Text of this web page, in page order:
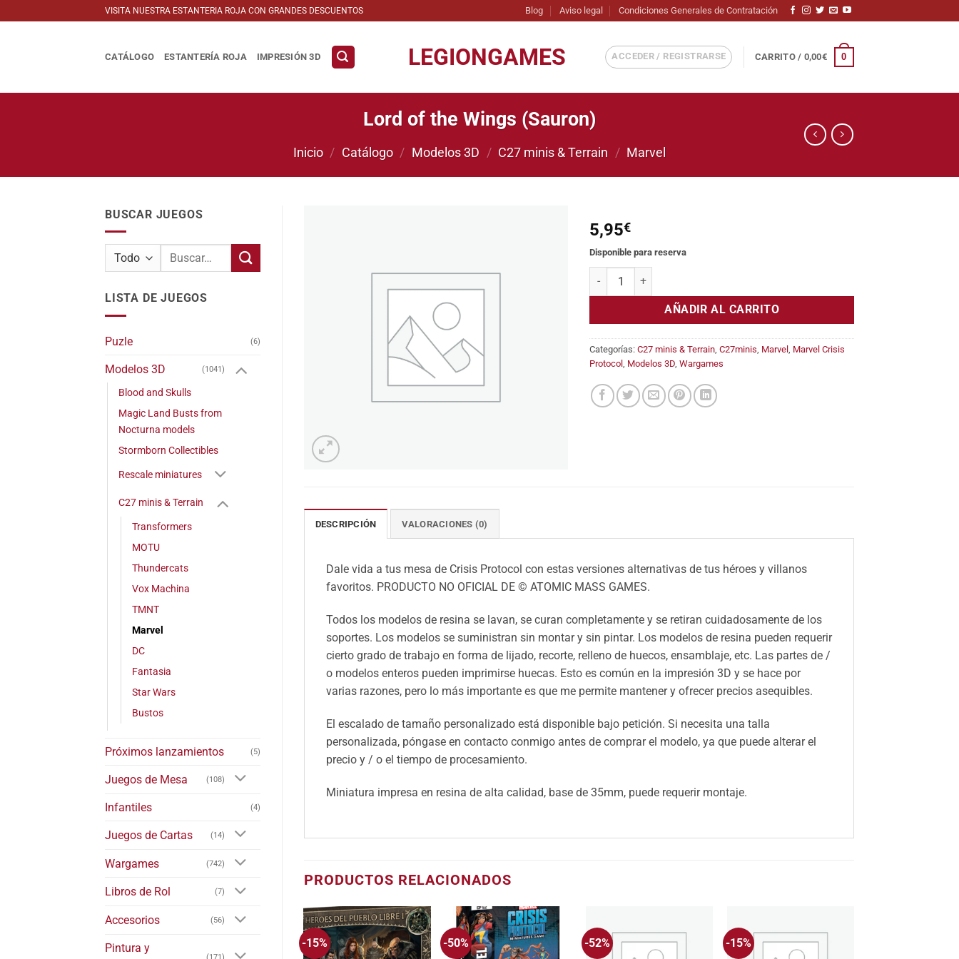
al
VISITA NUESTRA ESTANTERIA ROJA CON GRANDES DESCUENTOS Blog Aviso legal Condiciones Generales de Contratación
LEGIONGAMES
CATÁLOGO ESTANTERÍA ROJA IMPRESIÓN 3D ACCEDER / REGISTRARSE CARRITO / 0,00€ 0
Lord of the Wings (Sauron)
Inicio / Catálogo / Modelos 3D / C27 minis & Terrain / Marvel
BUSCAR JUEGOS
Buscar
LISTA DE JUEGOS
Puzle (6)
Modelos 3D (1041)
Blood and Skulls
Magic Land Busts from
Nocturna models
Stormborn Collectibles
Rescale miniatures
C27 minis & Terrain
Transformers
MOTU
Thundercats
Vox Machina
TMNT
Marvel
DC
Fantasia
Star Wars
Bustos
Próximos lanzamientos (5)
Juegos de Mesa (108)
Infantiles (4)
Juegos de Cartas (14)
Wargames (742)
Libros de Rol (7)
Accesorios (56)
Pintura y
(171)
5,95€
Disponible para reserva
Lord of the Wings (Sauron) cantidad
AÑADIR AL CARRITO
Categorías:C27 minis & Terrain,C27minis, Marvel, Marvel Crisis
Protocol, Modelos 3D,Wargames
DESCRIPCIÓN VALORACIONES (0)
Dale vida a tus mesa de Crisis Protocol con estas versiones alternativas de tus héroes y villanos
favoritos. PRODUCTO NO OFICIAL DE © ATOMIC MASS GAMES.
Todos los modelos de resina se lavan, se curan completamente y se retiran cuidadosamente de los
soportes. Los modelos se suministran sin montar y sin pintar. Los modelos de resina pueden requerir
cierto grado de trabajo en forma de lijado, recorte, relleno de huecos, ensamblaje, etc. Las partes de /
o modelos enteros pueden imprimirse huecas. Esto es común en la impresión 3D y se hace por
varias razones, pero lo más importante es que me permite mantener y ofrecer precios asequibles.
El escalado de tamaño personalizado está disponible bajo petición. Si necesita una talla
personalizada, póngase en contacto conmigo antes de comprar el modelo, ya que puede alterar el
precio y / o el tiempo de procesamiento.
Miniatura impresa en resina de alta calidad, base de 35mm, puede requerir montaje.
PRODUCTOS RELACIONADOS
-15%
Añadir
a la
-50%
Añadir
a la
-52%
Añadir
-15%
Añadir